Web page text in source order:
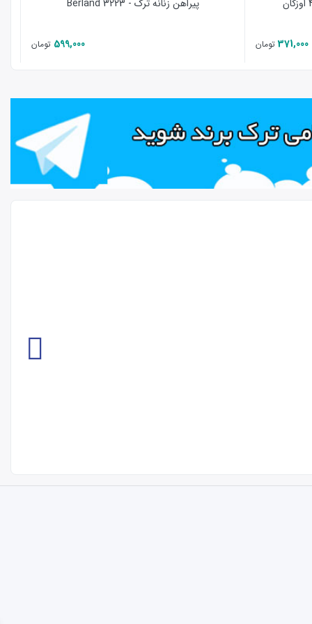
371,000 تومان
پیراهن زنانه ترک - Berland 3223
599,000 تومان